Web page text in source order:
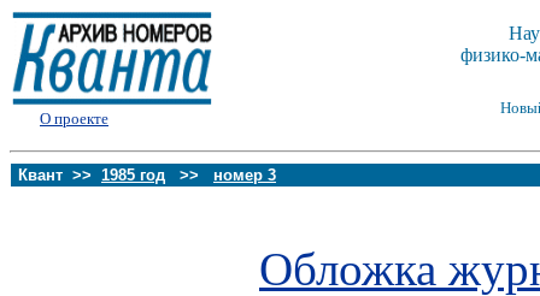
О проекте
физико-
Квант >> 1985 год >> номер 3
Обложка